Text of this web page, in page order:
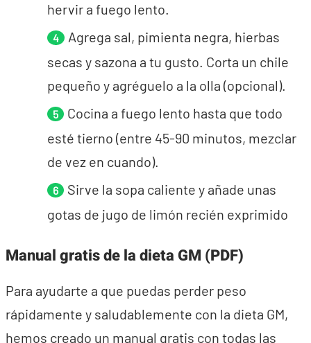
hervir a fuego lento.
Agrega sal, pimienta negra, hierbas
secas y sazona a tu gusto. Corta un chile
pequeño y agréguelo a la olla (opcional).
Cocina a fuego lento hasta que todo
esté tierno (entre 45-90 minutos, mezclar
de vez en cuando).
Sirve la sopa caliente y añade unas
gotas de jugo de limón recién exprimido
Manual gratis de la dieta GM (PDF)
Para ayudarte a que puedas perder peso
rápidamente y saludablemente con la dieta GM,
hemos creado un manual gratis con todas las